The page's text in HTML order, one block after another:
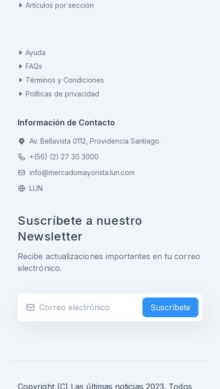
Artículos por sección
Ayuda
FAQs
Términos y Condiciones
Políticas de privacidad
Información de Contacto
Av. Bellavista 0112, Providencia Santiago.
+(56) (2) 27 30 3000
info@mercadomayorista.lun.com
LUN
Suscríbete a nuestro
Newsletter
Recibe actualizaciones importantes en tu correo
electrónico.
Suscríbete
Copyright (C) Las últimas noticias 2023. Todos